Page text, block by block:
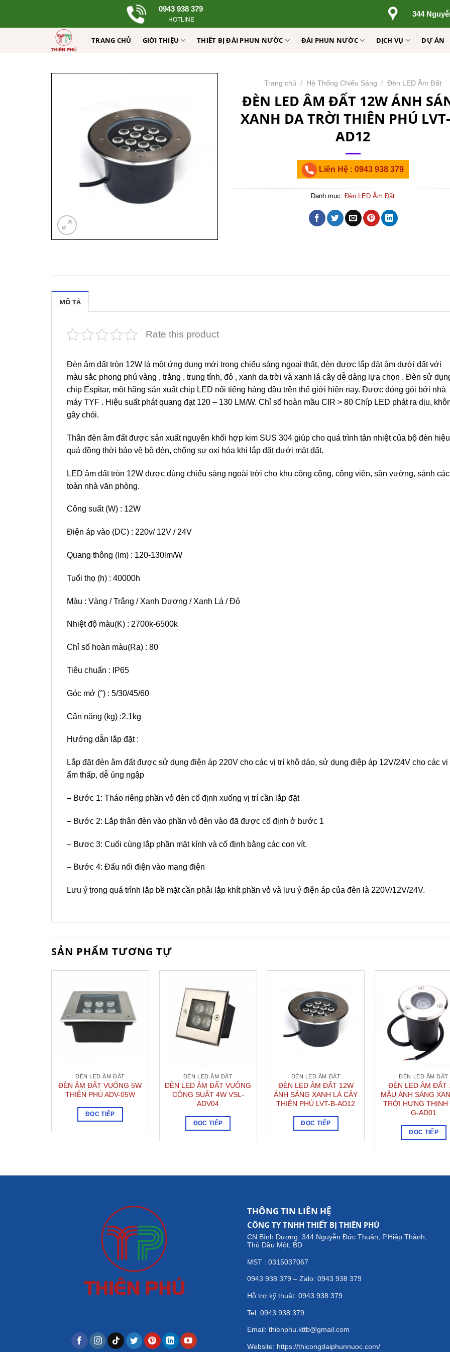
0943 938 379
HOTLINE
344
TRANG CHỦ GIỚI THIỆU THIẾT BỊ ĐÀI PHUN NƯỚC ĐÀI PHUN NƯỚC DỊCH VỤ DỰ ÁN
Trang chủ / Hệ Thống Chiếu Sáng / Đèn LED Âm Đất
ĐÈN LED ÂM ĐẤT 12W ÁNH
XANH DA TRỜI THIÊN PHÚ
AD12
Liên Hệ : 0943 938 379
Danh mục:Đèn LED Âm Đất
MÔ TẢ
Rate this product
Đèn âm đất tròn 12W là một ứng dụng mới trong chiếu sáng ngoại thất, đèn được lắp đặt âm dưới đất với
màu sắc phong phú vàng , trắng , trung tính, đỏ , xanh da trời và xanh lá cây dễ dàng lựa chọn . Đèn sử
chip Espitar, một hãng sản xuất chip LED nổi tiếng hàng đầu trên thế giới hiện nay. Được đóng gói bởi nhà
máy TYF . Hiệu suất phát quang đạt 120 – 130 LM/W. Chỉ số hoàn mầu CIR > 80 Chíp LED phát ra dịu,
gây chói.
Thân đèn âm đất được sản xuất nguyên khối hợp kim SUS 304 giúp cho quá trình tản nhiệt của bộ đèn hiệu
quả đồng thời bảo vệ bộ đèn, chống sự oxi hóa khi lắp đặt dưới mặt đất.
LED âm đất tròn 12W được dùng chiếu sáng ngoài trời cho khu công cộng, công viên, sân vường, sảnh các
toàn nhà văn phòng.
Công suất (W) : 12W
Điện áp vào (DC) : 220v/ 12V / 24V
Quang thông (lm) : 120-130lm/W
Tuổi thọ (h) : 40000h
Màu : Vàng / Trắng / Xanh Dương / Xanh Lá / Đỏ
Nhiệt độ màu(K) : 2700k-6500k
Chỉ số hoàn màu(Ra) : 80
Tiêu chuẩn : IP65
Góc mở (°) : 5/30/45/60
Cân nặng (kg) :2.1kg
Hướng dẫn lắp đặt :
Lắp đặt đèn âm đất được sử dụng điện áp 220V cho các vị trí khô dáo, sử dụng điệp áp 12V/24V cho các vị
ẩm thấp, dễ úng ngập
– Bước 1: Tháo riêng phần vỏ đèn cố định xuống vị trí cần lắp đặt
– Bước 2: Lắp thân đèn vào phần vỏ đèn vào đã được cố định ở bước 1
– Bươc 3: Cuối cùng lắp phần mặt kính và cố định bằng các con vít.
– Bước 4: Đấu nối điện vào mạng điện
Lưu ý trong quá trình lắp bề mặt cần phải lắp khít phần vỏ và lưu ý điện áp của đèn là 220V/12V/24V.
SẢN PHẨM TƯƠNG TỰ
ĐÈN LED ÂM ĐẤT
ĐÈN ÂM ĐẤT VUÔNG 5W
THIÊN PHÚ ADV-05W
ĐỌC TIẾP
ĐÈN LED ÂM ĐẤT
ĐÈN LED ÂM ĐẤT VUÔNG
CÔNG SUẤT 4W VSL-
ADV04
ĐỌC TIẾP
ĐÈN LED ÂM ĐẤT
ĐÈN LED ÂM ĐẤT 12W
ÁNH SÁNG XANH LÁ CÂY
THIÊN PHÚ LVT-B-AD12
ĐỌC TIẾP
ĐÈN LED ÂM ĐẤT
ĐÈN LED ÂM ĐẤT
MẦU ÁNH SÁNG
TRỜI HƯNG THỊNH
G-AD01
ĐỌC TIẾP
THÔNG TIN LIÊN HỆ
CÔNG TY TNHH THIẾT BỊ THIÊN PHÚ
CN Bình Dương: 344 Nguyễn Đức Thuận, P.Hiệp Thành,
Thủ Dầu Một, BD
MST : 0315037067
0943 938 379 – Zalo: 0943 938 379
Hỗ trợ kỹ thuật: 0943 938 379
Tel: 0943 938 379
Email: thienphu.kttb@gmail.com
Website: https://thicongdaiphunnuoc.com/